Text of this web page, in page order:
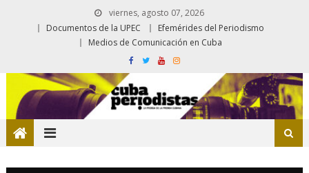
viernes, agosto 07, 2026
Documentos de la UPEC
Efemérides del Periodismo
Medios de Comunicación en Cuba